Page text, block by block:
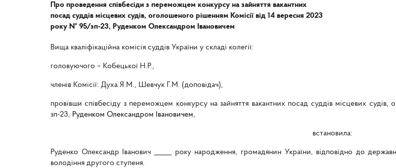
Про проведення співбесіди з переможцем конкурсу на зайняття вакантних
посад суддів місцевих судів, оголошеного рішенням Комісії від 14 вересня 2023
року № 95/зп-23, Руденком Олександром Івановичем
Вища кваліфікаційна комісія суддів України у складі колегії:
головуючого – Кобецької Н.Р.,
членів Комісії: Духа Я.М., Шевчук Г.М. (доповідач),
провівши співбесіду з переможцем конкурсу на зайняття вакантних посад суддів місцевих
зп-23, Руденком Олександром Івановичем,
встановила:
Руденко Олександр Іванович _____ року народження, громадянин України, відповідно до
володіння другого ступеня.